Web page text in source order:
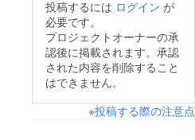
投稿するには ログイン が
必要です。
プロジェクトオーナーの承
認後に掲載されます。承認
された内容を削除すること
はできません。
※投稿する際の注意点